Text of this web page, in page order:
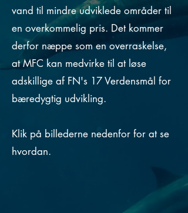
vand til mindre udviklede områder til
en overkommelig pris. Det kommer
derfor næppe som en overraskelse,
at MFC kan medvirke til at løse
adskillige af FN's 17 Verdensmål for
bæredygtig udvikling.
Klik på billederne nedenfor for at se
hvordan.